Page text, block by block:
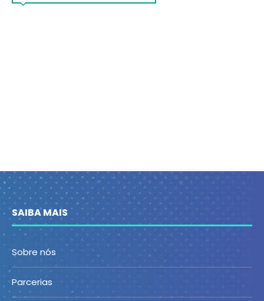
SAIBA MAIS
Sobre nós
Parcerias